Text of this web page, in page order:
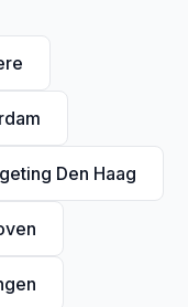
Den Haag